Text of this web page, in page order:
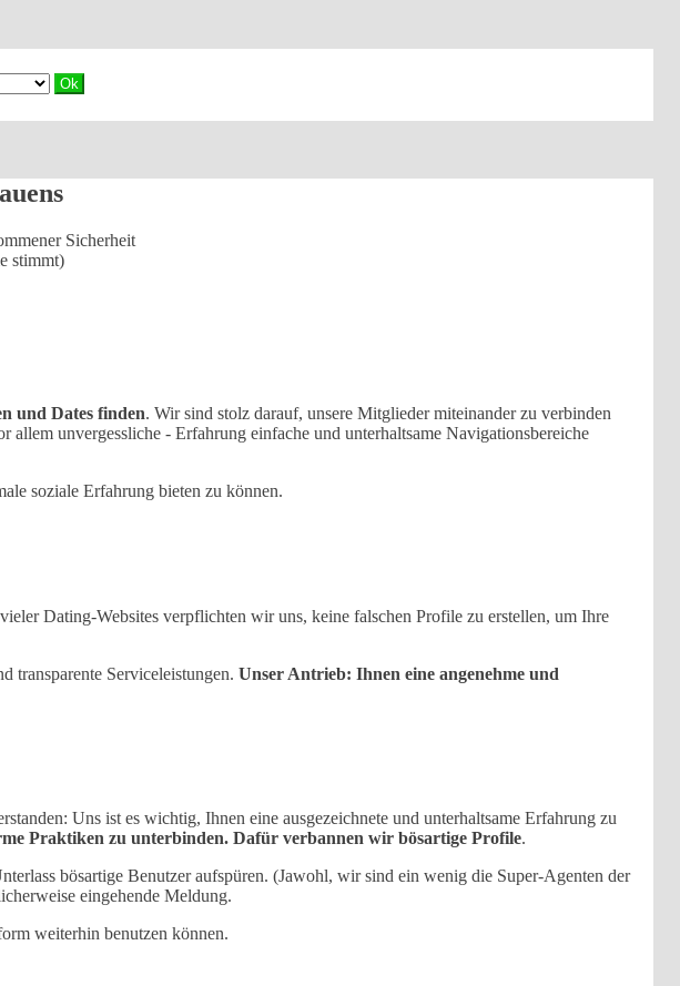
Sicherheit
stimmt)
und Dates finden. Wir sind stolz darauf, unsere Mitglieder miteinander zu verbinden
unvergessliche - Erfahrung einfache und unterhaltsame Navigationsbereiche
soziale Erfahrung bieten zu können.
Dating-Websites verpflichten wir uns, keine falschen Profile zu erstellen, um Ihre
transparente Serviceleistungen. Unser Antrieb: Ihnen eine angenehme und
Uns ist es wichtig, Ihnen eine ausgezeichnete und unterhaltsame Erfahrung zu
Praktiken zu unterbinden. Dafür verbannen wir bösartige Profile.
bösartige Benutzer aufspüren. (Jawohl, wir sind ein wenig die Super-Agenten der
eingehende Meldung.
weiterhin benutzen können.